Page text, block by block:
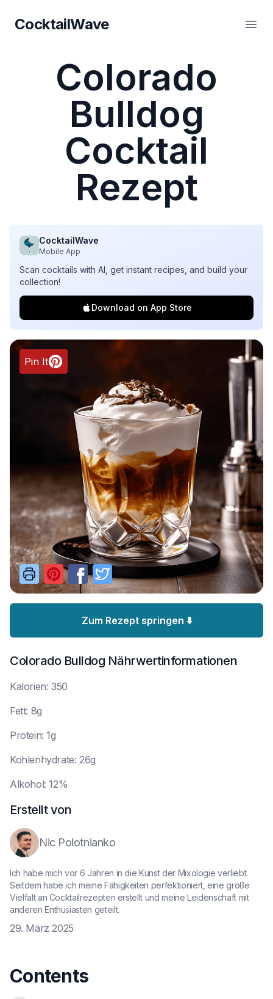
CocktailWave
CocktailWave
Colorado
Bulldog
Cocktail
Rezept
CocktailWave
Mobile App
Scan cocktails with AI, get instant recipes, and build your
collection!
Download on App Store
Pin It
Zum Rezept springen ⬇️
Colorado Bulldog Nährwertinformationen
Kalorien: 350
Fett: 8g
Protein: 1g
Kohlenhydrate: 26g
Alkohol: 12%
Erstellt von
Nic Polotnianko
Ich habe mich vor 6 Jahren in die Kunst der Mixologie verliebt.
Seitdem habe ich meine Fähigkeiten perfektioniert, eine große
Vielfalt an Cocktailrezepten erstellt und meine Leidenschaft mit
anderen Enthusiasten geteilt.
29. März 2025
Contents